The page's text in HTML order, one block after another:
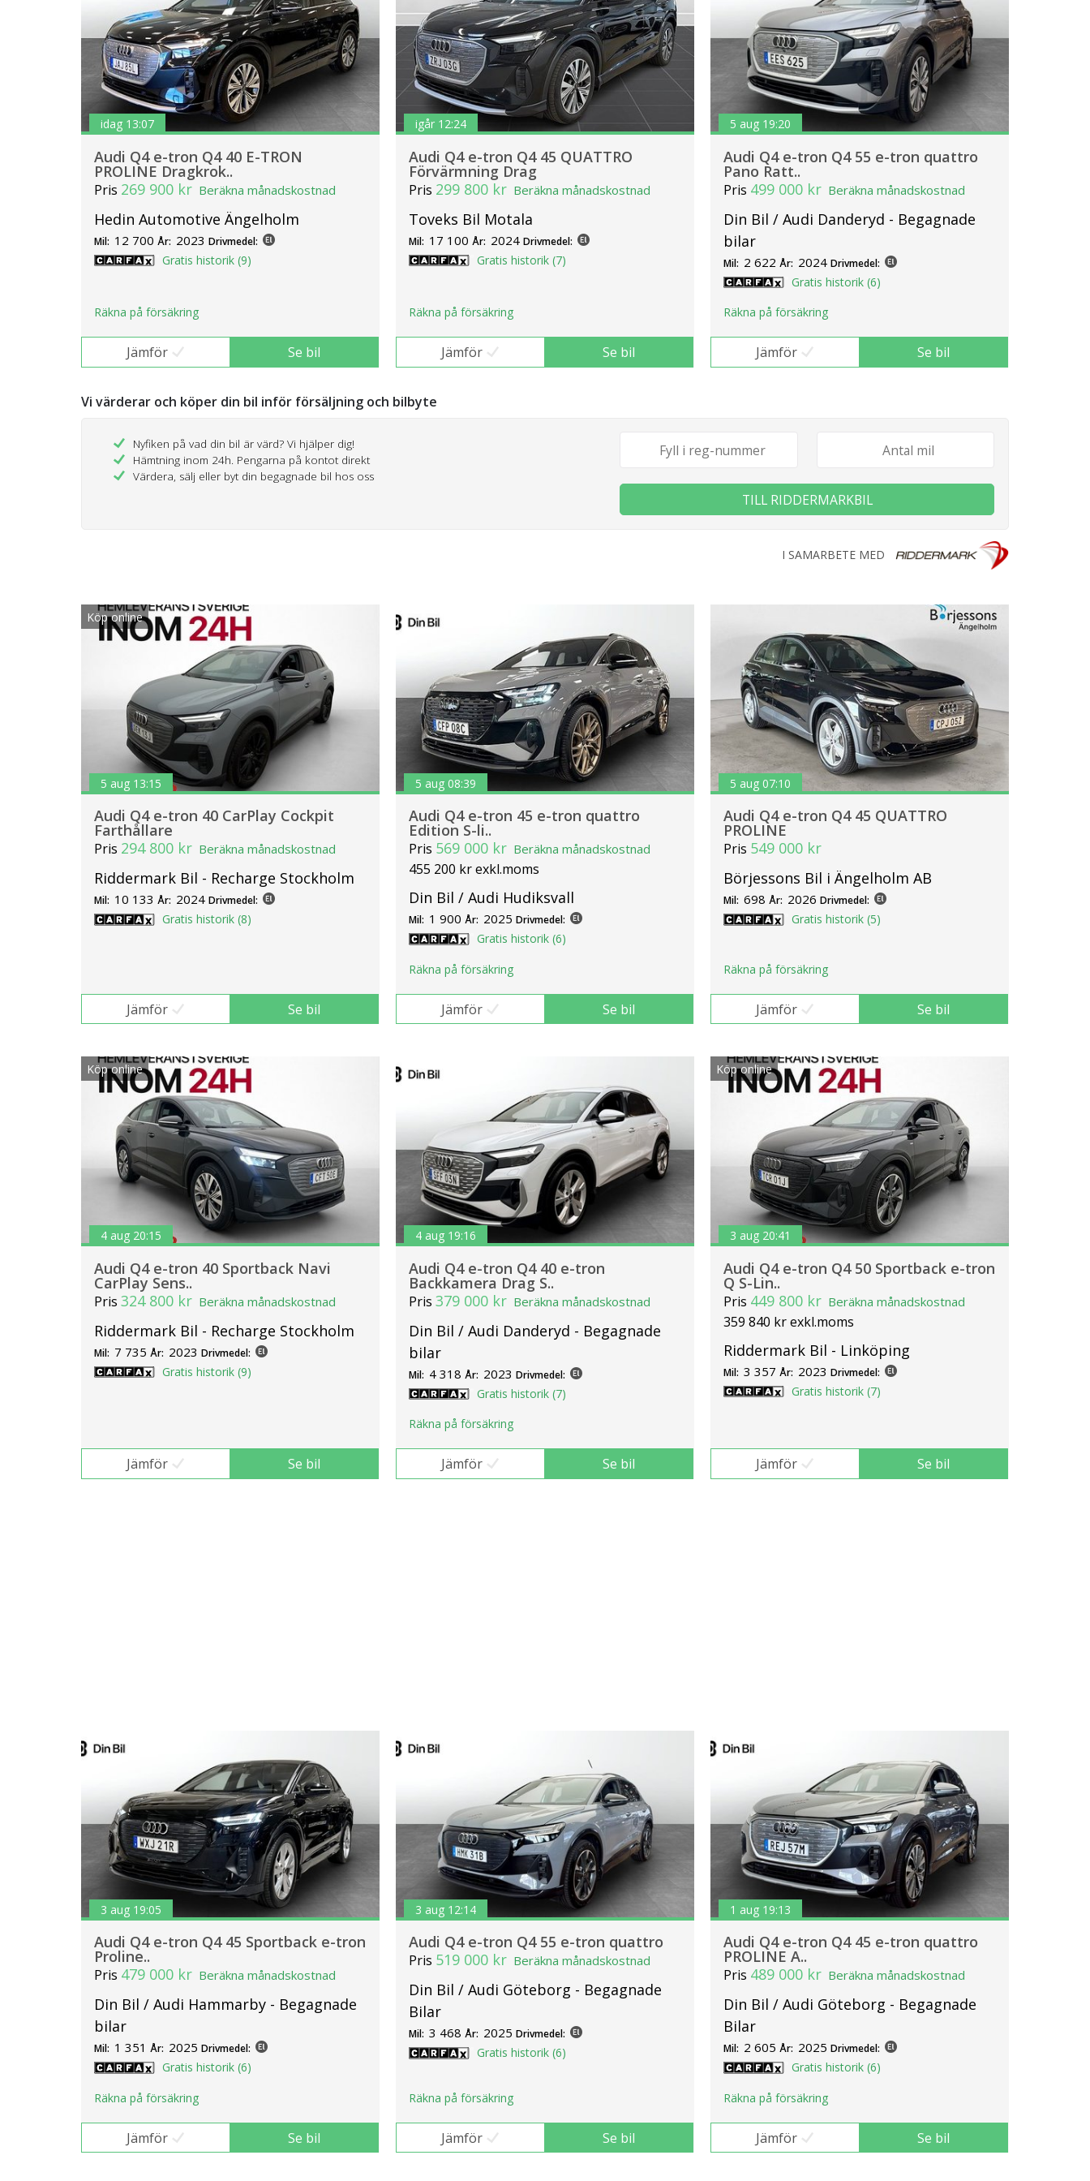
idag 13:07
Audi Q4 e-tron Q4 40 E-TRON
PROLINE Dragkrok..
Pris 269 900 kr Beräkna månadskostnad
Hedin Automotive Ängelholm
Mil: 12 700 År: 2023 Drivmedel:
Gratis historik (9)
Räkna på försäkring
Jämför Se bil
igår 12:24
Audi Q4 e-tron Q4 45 QUATTRO
Förvärmning Drag
Pris 299 800 kr Beräkna månadskostnad
Toveks Bil Motala
Mil: 17 100 År: 2024 Drivmedel:
Gratis historik (7)
Räkna på försäkring
Jämför Se bil
5 aug 19:20
Audi Q4 e-tron Q4 55 e-tron quattro
Pano Ratt..
Pris 499 000 kr Beräkna månadskostnad
Din Bil / Audi Danderyd - Begagnade
bilar
Mil: 2 622 År: 2024 Drivmedel:
Gratis historik (6)
Räkna på försäkring
Jämför Se bil
Vi värderar och köper din bil inför försäljning och bilbyte
Nyfiken på vad din bil är värd? Vi hjälper dig!
Hämtning inom 24h. Pengarna på kontot direkt
Värdera, sälj eller byt din begagnade bil hos oss
TILL RIDDERMARKBIL
I SAMARBETE MED
Köp online
5 aug 13:15
Audi Q4 e-tron 40 CarPlay Cockpit
Farthållare
Pris 294 800 kr Beräkna månadskostnad
Riddermark Bil - Recharge Stockholm
Mil: 10 133 År: 2024 Drivmedel:
Gratis historik (8)
Jämför Se bil
5 aug 08:39
Audi Q4 e-tron 45 e-tron quattro
Edition S-li..
Pris 569 000 kr Beräkna månadskostnad
455 200 kr exkl.moms
Din Bil / Audi Hudiksvall
Mil: 1 900 År: 2025 Drivmedel:
Gratis historik (6)
Räkna på försäkring
Jämför Se bil
5 aug 07:10
Audi Q4 e-tron Q4 45 QUATTRO
PROLINE
Pris 549 000 kr
Börjessons Bil i Ängelholm AB
Mil: 698 År: 2026 Drivmedel:
Gratis historik (5)
Räkna på försäkring
Jämför Se bil
Köp online
4 aug 20:15
Audi Q4 e-tron 40 Sportback Navi
CarPlay Sens..
Pris 324 800 kr Beräkna månadskostnad
Riddermark Bil - Recharge Stockholm
Mil: 7 735 År: 2023 Drivmedel:
Gratis historik (9)
Jämför Se bil
4 aug 19:16
Audi Q4 e-tron Q4 40 e-tron
Backkamera Drag S..
Pris 379 000 kr Beräkna månadskostnad
Din Bil / Audi Danderyd - Begagnade
bilar
Mil: 4 318 År: 2023 Drivmedel:
Gratis historik (7)
Räkna på försäkring
Jämför Se bil
Köp online
3 aug 20:41
Audi Q4 e-tron Q4 50 Sportback e-tron
Q S-Lin..
Pris 449 800 kr Beräkna månadskostnad
359 840 kr exkl.moms
Riddermark Bil - Linköping
Mil: 3 357 År: 2023 Drivmedel:
Gratis historik (7)
Jämför Se bil
3 aug 19:05
Audi Q4 e-tron Q4 45 Sportback e-tron
Proline..
Pris 479 000 kr Beräkna månadskostnad
Din Bil / Audi Hammarby - Begagnade
bilar
Mil: 1 351 År: 2025 Drivmedel:
Gratis historik (6)
Räkna på försäkring
Jämför Se bil
3 aug 12:14
Audi Q4 e-tron Q4 55 e-tron quattro
Pris 519 000 kr Beräkna månadskostnad
Din Bil / Audi Göteborg - Begagnade
Bilar
Mil: 3 468 År: 2025 Drivmedel:
Gratis historik (6)
Räkna på försäkring
Jämför Se bil
1 aug 19:13
Audi Q4 e-tron Q4 45 e-tron quattro
PROLINE A..
Pris 489 000 kr Beräkna månadskostnad
Din Bil / Audi Göteborg - Begagnade
Bilar
Mil: 2 605 År: 2025 Drivmedel:
Gratis historik (6)
Räkna på försäkring
Jämför Se bil